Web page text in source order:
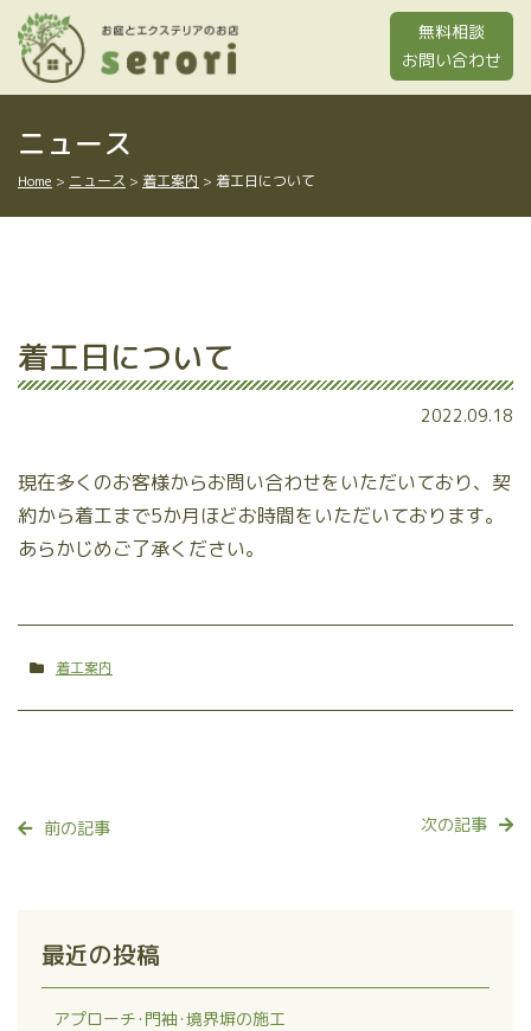
Skip
content
無料相談
お問い合わせ
ニュース
Home > ニュース > 着工案内 > 着工日について
着工日について
2022.09.18
現在多くのお客様からお問い合わせをいただいており、契
約から着工まで5か月ほどお時間をいただいております。
あらかじめご了承ください。
着工案内
前の記事 次の記事
最近の投稿
アプローチ･門袖･境界塀の施工